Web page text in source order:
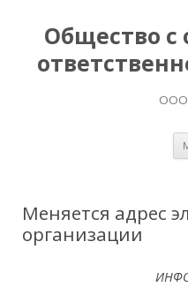
Общество с
ООО
Меняется адрес
организации